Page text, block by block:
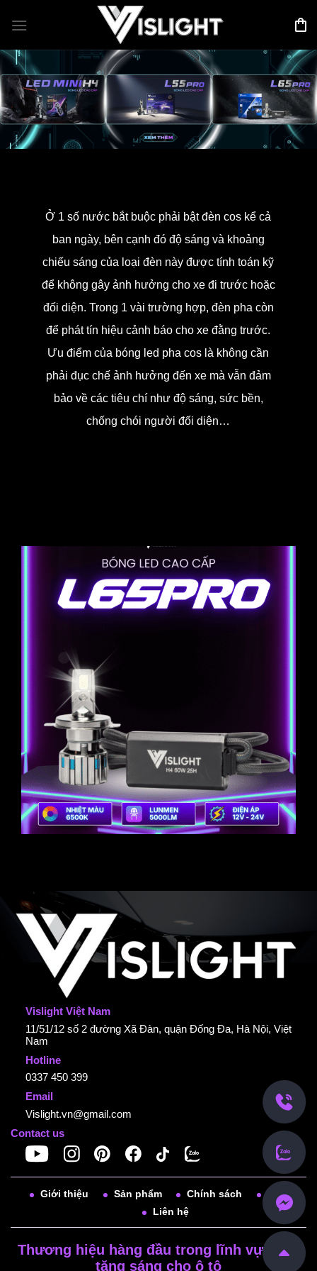
qua
dung
Ở 1 số nước bắt buộc phải bật đèn cos kể cả
ban ngày, bên cạnh đó độ sáng và khoảng
chiếu sáng của loại đèn này được tính toán kỹ
để không gây ảnh hưởng cho xe đi trước hoặc
đối diện. Trong 1 vài trường hợp, đèn pha còn
để phát tín hiệu cảnh báo cho xe đằng trước.
Ưu điểm của bóng led pha cos là không cần
phải đục chế ảnh hưởng đến xe mà vẫn đảm
bảo về các tiêu chí như độ sáng, sức bền,
chống chói người đối diện…
Vislight Việt Nam
11/51/12 số 2 đường Xã Đàn, quận Đống Đa, Hà Nội, Việt
Nam
Hotline
0337 450 399
Email
Vislight.vn@gmail.com
Contact us
Giới thiệu Sản phẩm Chính sách
Tin tức
Liên hệ
Thương hiệu hàng đầu trong lĩnh vực đèn
tăng sáng cho ô tô